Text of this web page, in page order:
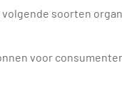
soorten
voor